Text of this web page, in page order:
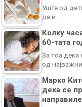
Уште од
да ѝ…
Колку
60-тата
За тоа дека
од
Марко
дека се